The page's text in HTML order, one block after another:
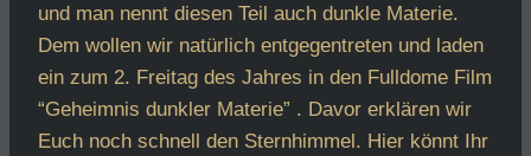
und man nennt diesen Teil auch dunkle Materie.
Dem wollen wir natürlich entgegentreten und laden
ein zum 2. Freitag des Jahres in den Fulldome Film
“Geheimnis dunkler Materie” . Davor erklären wir
Euch noch schnell den Sternhimmel. Hier könnt Ihr